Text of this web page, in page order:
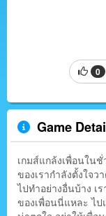
0
Game
เกมส์แกล้งเพื่อนใน
ของเรากำลังตั้งใจ
ไปทำอย่างอื่นบ้าง เ
ของเพื่อนนี่แหละ ไป